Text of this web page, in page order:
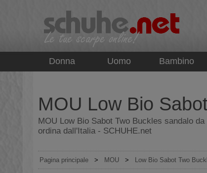
Donna Uomo Bambino
MOU Low Bio
MOU Low Bio Sabot Two Buckles sandalo
ordina dall'Italia - SCHUHE.net
Pagina principale > MOU > Low Bio Sabot Two